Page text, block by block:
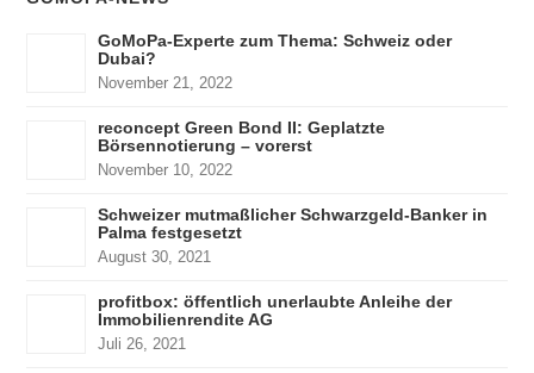
GoMoPa-Experte zum Thema: Schweiz oder
Dubai?
November 21, 2022
reconcept Green Bond II: Geplatzte
Börsennotierung – vorerst
November 10, 2022
Schweizer mutmaßlicher Schwarzgeld-Banker in
Palma festgesetzt
August 30, 2021
profitbox: öffentlich unerlaubte Anleihe der
Immobilienrendite AG
Juli 26, 2021